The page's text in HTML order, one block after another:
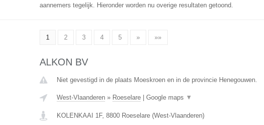
aannemers tegelijk. Hieronder worden nu overige resultaten getoond.
1 2 3 4 5 » »»
ALKON BV
Niet gevestigd in de plaats Moeskroen en in de provincie Henegouwen.
West-Vlaanderen» Roeselare| Google maps ▼
KOLENKAAI 1F, 8800 Roeselare(West-Vlaanderen)